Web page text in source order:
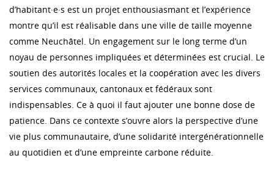
d’habitant·e·s est un projet enthousiasmant et l’expérience
montre qu’il est réalisable dans une ville de taille moyenne
comme Neuchâtel. Un engagement sur le long terme d’un
noyau de personnes impliquées et déterminées est crucial. Le
soutien des autorités locales et la coopération avec les divers
services communaux, cantonaux et fédéraux sont
indispensables. Ce à quoi il faut ajouter une bonne dose de
patience. Dans ce contexte s’ouvre alors la perspective d’une
vie plus communautaire, d’une solidarité intergénérationnelle
au quotidien et d’une empreinte carbone réduite.